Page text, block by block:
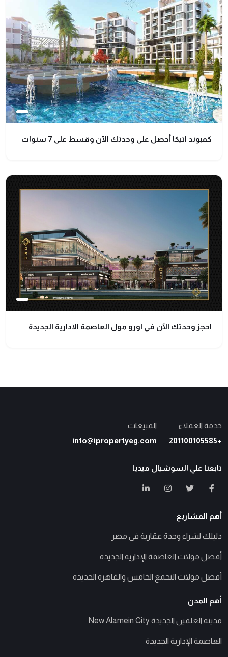
كمبوند اتيكا أحصل على وحدتك الآن وقسط على 7 سنوات
احجز وحدتك الآن في اورو مول العاصمة الادارية الجديدة
خدمة العملاء
+201100105585
المبيعات
info@ipropertyeg.com
تابعنا علي السوشيال ميديا
أهم المشاريع
دليلك لشراء وحدة عقارية فى مصر
أفضل مولات العاصمة الإدارية الجديدة
أفضل مولات التجمع الخامس والقاهرة الجديدة
أهم المدن
مدينة العلمين الجديدة New Alamein City
العاصمة الإدارية الجديدة